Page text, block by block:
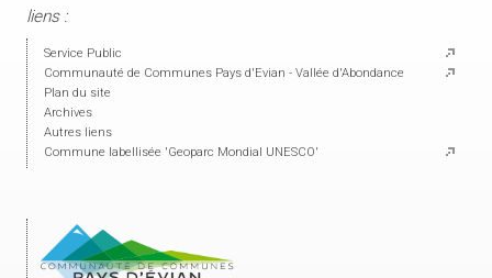
liens :
Service Public
Communauté de Communes Pays d'Evian - Vallée d'Abondance
Plan du site
Archives
Autres liens
Commune labellisée 'Geoparc Mondial UNESCO'